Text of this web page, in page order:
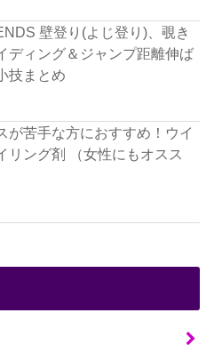
壁登り(よじ登り)、覗き
ディング＆ジャンプ距離伸ば
技まとめ
が苦手な方におすすめ！ウイ
リング剤 （女性にもオスス